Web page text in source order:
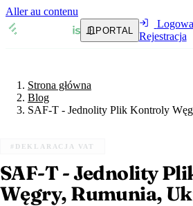
Aller au contenu
🇦🇹Austria
🇧🇬
🇭🇷 Chorwacja
Przewodniki VAT
🇧🇪 Belgia
🇧🇬 Bułgaria
Blog
Weryfikacja numeru VAT
PORTAL
Rejestracja
Strona główna
Blog
SAF-T - Jednolity Plik Kontroly
#DEKLARACJA VAT
SAF-T - Jednolity
Węgry, Rumunia,